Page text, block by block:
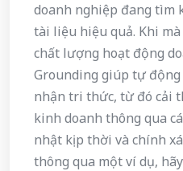
doanh nghiệp đang tìm
tài liệu hiệu quả. Khi
chất lượng hoạt động
Grounding giúp tự
nhận tri thức, từ đó cải
kinh doanh thông qua
nhật kịp thời và chính
thông qua một ví dụ,